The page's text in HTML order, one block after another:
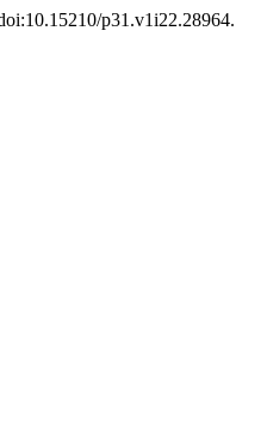
p31.v1i22.28964.